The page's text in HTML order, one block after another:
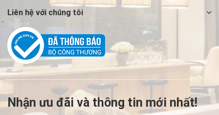
Liên hệ với chúng tôi
Nhận ưu đãi và thông tin mới nhất!